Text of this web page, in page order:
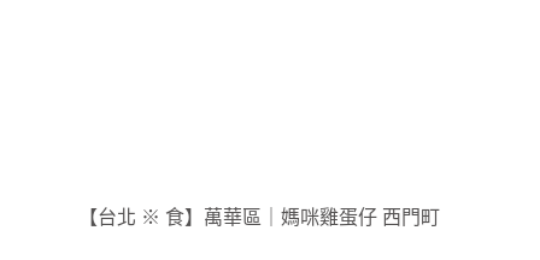
【台北 ※ 食】萬華區｜媽咪雞蛋仔 西門町